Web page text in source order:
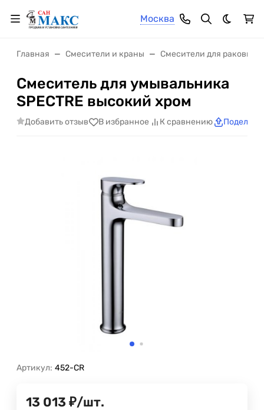
Москва
Темная
Главная Смесители и краны Смесители для раковины
Смеситель для умывальника
SPECTRE высокий хром
Добавить отзыв В избранное К сравнению
Артикул: 452-CR
13 013 ₽/шт.